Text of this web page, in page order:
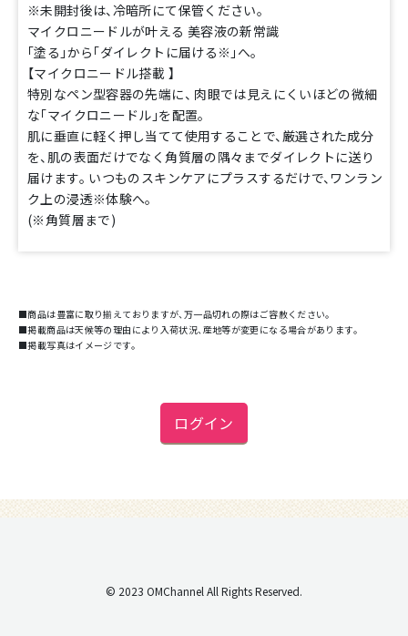
※未開封後は、冷暗所にて保管ください。
マイクロニードルが叶える 美容液の新常識
「塗る」から「ダイレクトに届ける※」へ。
【マイクロニードル搭載 】
特別なペン型容器の先端に、 肉眼では見えにくいほどの微細
な「マイクロニードル」を配置。
肌に垂直に軽く押し当てて使用することで、厳選された成分
を、肌の表面だけでなく角質層の隅々までダイレクトに送り
届けます。 いつものスキンケアにプラスするだけで、ワンラン
ク上の浸透※体験へ。
(※角質層まで)
■商品は豊富に取り揃えておりますが、万一品切れの際はご容赦ください。
■掲載商品は天候等の理由により入荷状況、産地等が変更になる場合があります。
■掲載写真はイメージです。
ログイン
© 2023 OMChannel All Rights Reserved.